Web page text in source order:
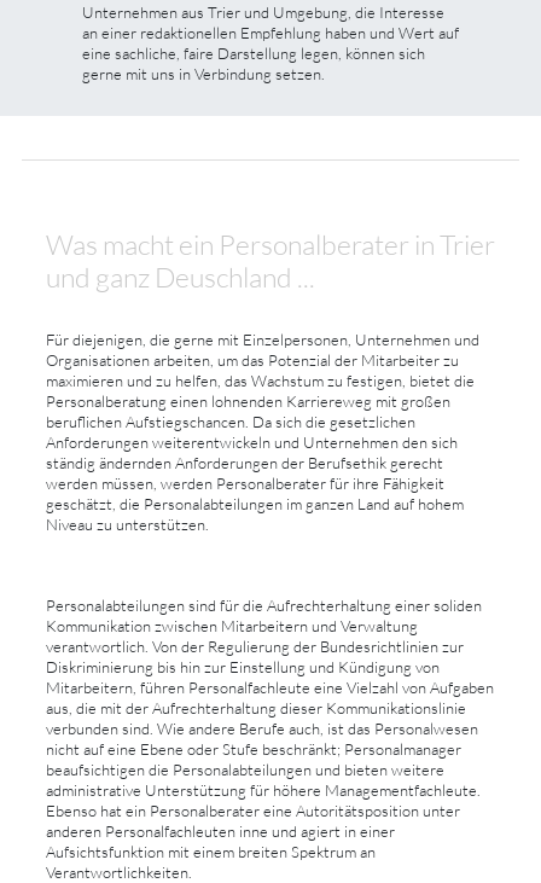
Unternehmen aus Trier und Umgebung, die Interesse
an einer redaktionellen Empfehlung haben und Wert auf
eine sachliche, faire Darstellung legen, können sich
gerne mit uns in Verbindung setzen.
Was macht ein Personalberater in Trier
und ganz Deuschland ...
Für diejenigen, die gerne mit Einzelpersonen, Unternehmen und
Organisationen arbeiten, um das Potenzial der Mitarbeiter zu
maximieren und zu helfen, das Wachstum zu festigen, bietet die
Personalberatung einen lohnenden Karriereweg mit großen
beruflichen Aufstiegschancen. Da sich die gesetzlichen
Anforderungen weiterentwickeln und Unternehmen den sich
ständig ändernden Anforderungen der Berufsethik gerecht
werden müssen, werden Personalberater für ihre Fähigkeit
geschätzt, die Personalabteilungen im ganzen Land auf hohem
Niveau zu unterstützen.
Personalabteilungen sind für die Aufrechterhaltung einer soliden
Kommunikation zwischen Mitarbeitern und Verwaltung
verantwortlich. Von der Regulierung der Bundesrichtlinien zur
Diskriminierung bis hin zur Einstellung und Kündigung von
Mitarbeitern, führen Personalfachleute eine Vielzahl von Aufgaben
aus, die mit der Aufrechterhaltung dieser Kommunikationslinie
verbunden sind. Wie andere Berufe auch, ist das Personalwesen
nicht auf eine Ebene oder Stufe beschränkt; Personalmanager
beaufsichtigen die Personalabteilungen und bieten weitere
administrative Unterstützung für höhere Managementfachleute.
Ebenso hat ein Personalberater eine Autoritätsposition unter
anderen Personalfachleuten inne und agiert in einer
Aufsichtsfunktion mit einem breiten Spektrum an
Verantwortlichkeiten.